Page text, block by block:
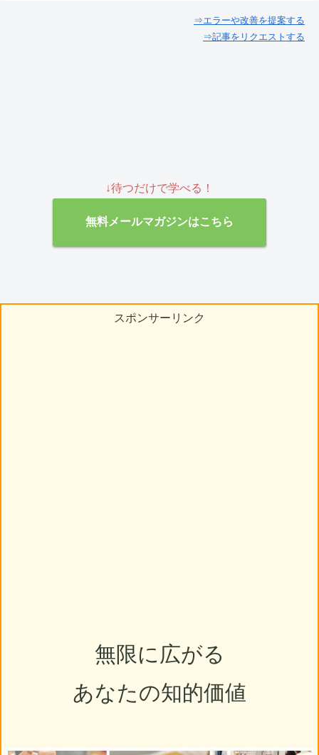
⇒エラーや改善を提案する
⇒記事をリクエストする
↓待つだけで学べる！
無料メールマガジンはこちら
スポンサーリンク
無限に広がる
あなたの知的価値